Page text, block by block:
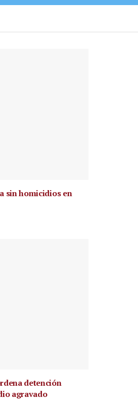
sin homicidios en
detención
agravado